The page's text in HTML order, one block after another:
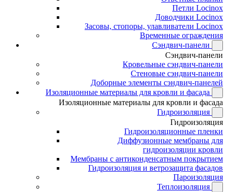
Петли Locinox
Доводчики Locinox
Засовы, стопоры, улавливатели Locinox
Временные ограждения
Сэндвич-панели
Сэндвич-панели
Кровельные сэндвич-панели
Стеновые сэндвич-панели
Доборные элементы сэндвич-панелей
Изоляционные материалы для кровли и фасада
Изоляционные материалы для кровли и фасада
Гидроизоляция
Гидроизоляция
Гидроизоляционные пленки
Диффузионные мембраны для
гидроизоляции кровли
Мембраны с антиконденсатным покрытием
Гидроизоляция и ветрозащита фасадов
Пароизоляция
Теплоизоляция